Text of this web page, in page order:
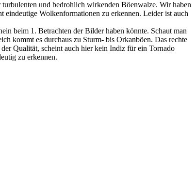
und bedrohlich wirkenden Böenwalze. Wir haben
Wolkenformationen zu erkennen. Leider ist auch
beim 1. Betrachten der Bilder haben könnte. Schaut man
kommt es durchaus zu Sturm- bis Orkanböen. Das rechte
Qualität, scheint auch hier kein Indiz für ein Tornado
zu erkennen.